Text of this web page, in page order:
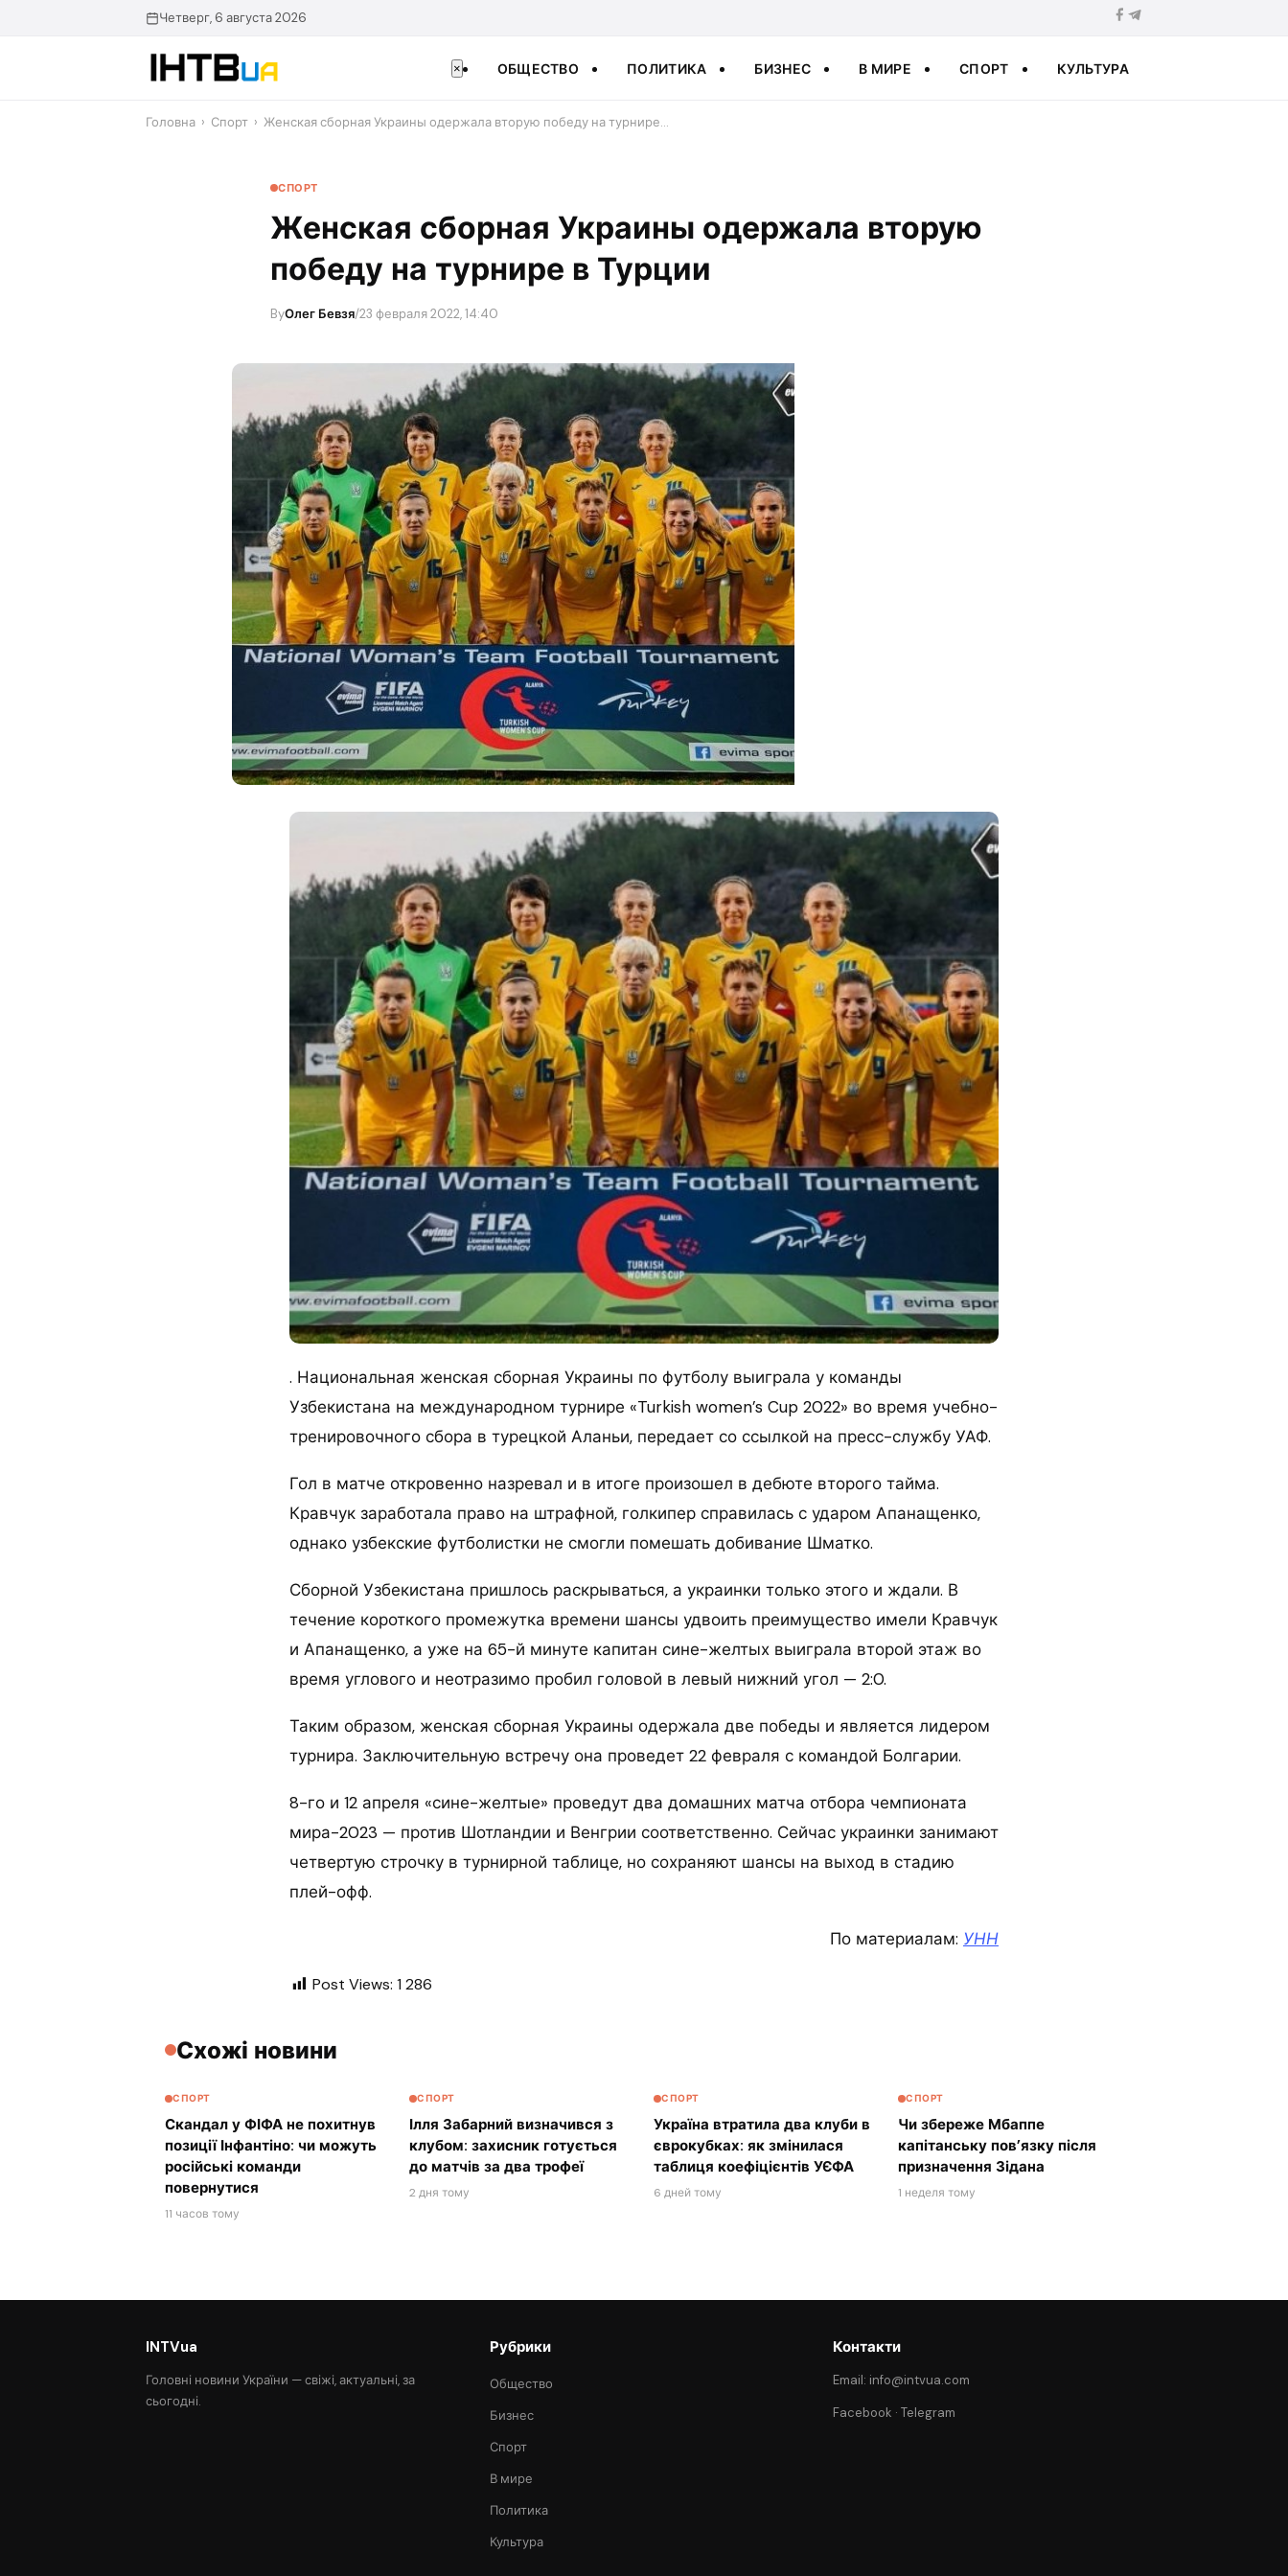
Четверг, 6 августа 2026
× ОБЩЕСТВО ПОЛИТИКА БИЗНЕС В МИРЕ СПОРТ КУЛЬТУРА
Головна › Спорт › Женская сборная Украины одержала вторую победу на турнире…
СПОРТ
Женская сборная Украины одержала вторую
победу на турнире в Турции
ByОлег Бевзя/23 февраля 2022, 14:40
. Национальная женская сборная Украины по футболу выиграла у команды
Узбекистана на международном турнире «Turkish women’s Cup 2022» во время учебно-
тренировочного сбора в турецкой Аланьи, передает со ссылкой на пресс-службу УАФ.
Гол в матче откровенно назревал и в итоге произошел в дебюте второго тайма.
Кравчук заработала право на штрафной, голкипер справилась с ударом Апанащенко,
однако узбекские футболистки не смогли помешать добивание Шматко.
Сборной Узбекистана пришлось раскрываться, а украинки только этого и ждали. В
течение короткого промежутка времени шансы удвоить преимущество имели Кравчук
и Апанащенко, а уже на 65-й минуте капитан сине-желтых выиграла второй этаж во
время углового и неотразимо пробил головой в левый нижний угол — 2:0.
Таким образом, женская сборная Украины одержала две победы и является лидером
турнира. Заключительную встречу она проведет 22 февраля с командой Болгарии.
8-го и 12 апреля «сине-желтые» проведут два домашних матча отбора чемпионата
мира-2023 — против Шотландии и Венгрии соответственно. Сейчас украинки занимают
четвертую строчку в турнирной таблице, но сохраняют шансы на выход в стадию
плей-офф.
По материалам: УНН
Post Views: 1 286
Схожі новини
СПОРТ
Скандал у ФІФА не похитнув
позиції Інфантіно: чи можуть
російські команди
повернутися
11 часов тому
СПОРТ
Ілля Забарний визначився з
клубом: захисник готується
до матчів за два трофеї
2 дня тому
СПОРТ
Україна втратила два клуби в
єврокубках: як змінилася
таблиця коефіцієнтів УЄФА
6 дней тому
СПОРТ
Чи збереже Мбаппе
капітанську пов’язку після
призначення Зідана
1 неделя тому
INTVua
Головні новини України — свіжі, актуальні, за
сьогодні.
Рубрики
Общество
Бизнес
Спорт
В мире
Политика
Культура
Контакти
Email: info@intvua.com
Facebook ·Telegram